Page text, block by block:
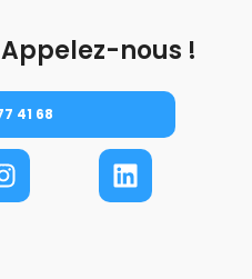
nous !
41 68